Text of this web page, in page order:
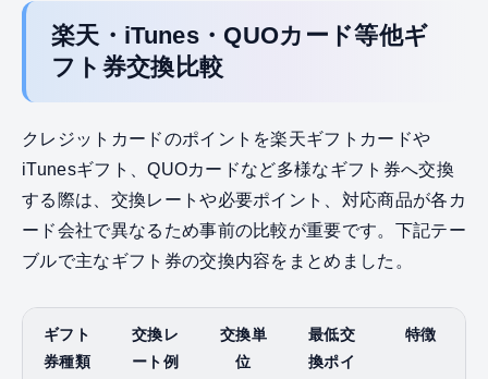
楽天・iTunes・QUOカード等他ギ
フト券交換比較
クレジットカードのポイントを楽天ギフトカードや
iTunesギフト、QUOカードなど多様なギフト券へ交換
する際は、交換レートや必要ポイント、対応商品が各カ
ード会社で異なるため事前の比較が重要です。下記テー
ブルで主なギフト券の交換内容をまとめました。
ギフト
券種類
交換レ
ート例
交換単
位
最低交
換ポイ
特徴